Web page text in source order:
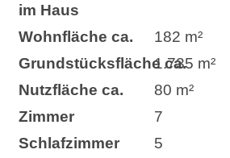
im Haus
Wohnfläche ca.
182 m²
Grund­stücks­fläche ca.
1.735 m²
Nutzfläche ca.
80 m²
Zimmer
7
Schlafzimmer
5